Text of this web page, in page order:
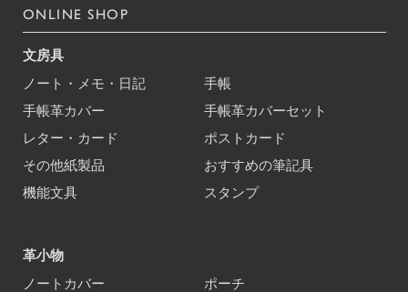
ONLINE SHOP
文房具
ノート・メモ・日記
手帳
手帳革カバー
手帳革カバーセット
レター・カード
ポストカード
その他紙製品
おすすめの筆記具
機能文具
スタンプ
革小物
ノートカバー
ポーチ